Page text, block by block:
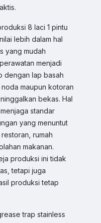
8 laci 1 pintu
lebih dalam hal
yang mudah
menjadi
dengan lap basah
maupun kotoran
bekas. Hal
standar
yang menuntut
rumah
makanan.
produksi ini tidak
tetapi juga
produksi tetap
trap stainless
produk, dan bantuan.